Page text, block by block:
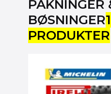
PAKNINGER
BØSNINGER
PRODUKTER